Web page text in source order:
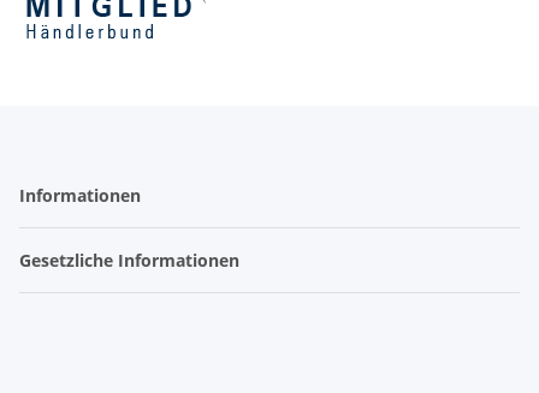
Informationen
Gesetzliche Informationen